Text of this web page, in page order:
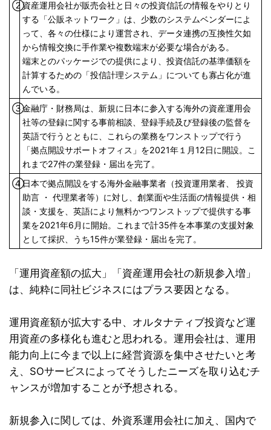
②資産運用会社が販売会社と日々の投資信託の情報をやりとり
する「公販ネットワーク」は、少数のシステムベンダーによ
って、各々の仕様により運営され、データ連携の互換性欠如
から情報交換に手作業や複数端末が必要な場合がある。
端末とのパッケージでの提供により、投資信託の基準価額を
計算するための「投信計理システム」についても寡占化が進
んでいる。
③金融庁・財務局は、新規に日本に参入する海外の資産運用会
社等の登録に関する事前相談、登録手続及び登録後の監督を
英語で行うとともに、これらの業務をワンストップで行う
「拠点開設サポートオフィス」を2021年１月12日に開設。こ
れまで27件の業登録・届出を完了。
④日本で拠点開設をする海外金融事業者（投資運用業者、 投資
助言 ・ 代理業者等）に対し、創業面や生活面の情報提供・相
談・支援を、英語により無料かつワンストップで提供する事
業を2021年6月に開始。これまで計35件を本事業の支援対象
として採択、うち15件が業登録・届出を完了。
「運用資産額の拡大」「資産運用会社の新規参入増」
は、純粋に同社ビジネスにはプラス要因となる。
運用資産額が拡大する中、オルタナティブ投資など運
用資産の多様化も進むと思われる。運用会社は、運用
能力向上に今まで以上に経営資源を集中させたいと考
え、SOサービスによってそうしたニーズを取り込むチ
ャンスが増加することが予想される。
新規参入に関しては、外資系運用会社に加え、国内で